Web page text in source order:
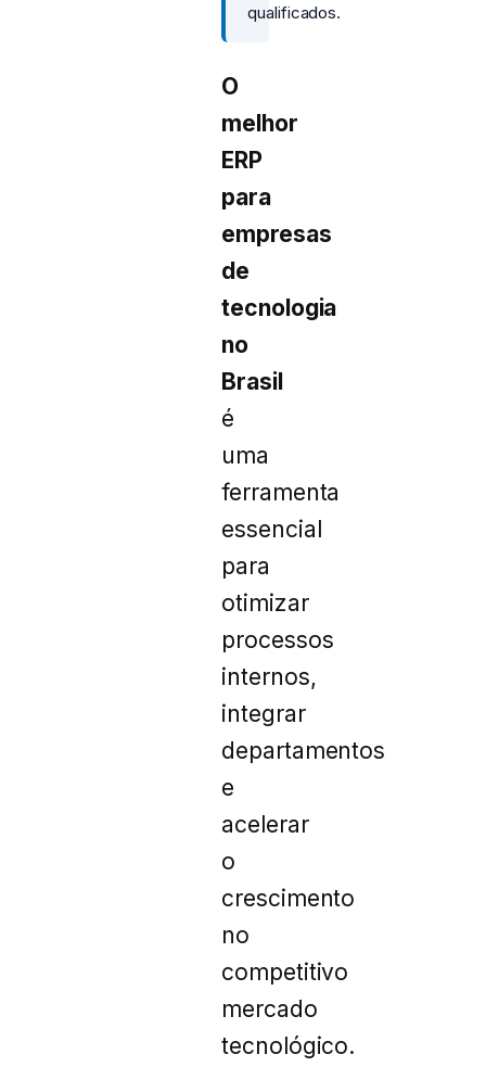
qualificados.
O
melhor
ERP
para
empresas
de
tecnologia
no
Brasil
é
uma
ferramenta
essencial
para
otimizar
processos
internos,
integrar
departamentos
e
acelerar
o
crescimento
no
competitivo
mercado
tecnológico.